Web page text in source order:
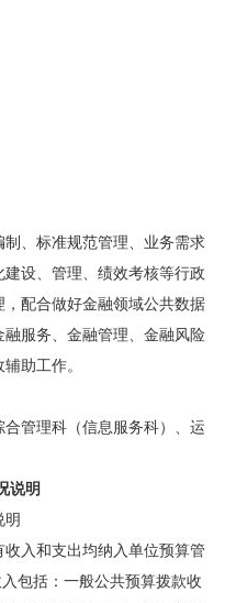
、标准规范管理、业务需求
设、管理、绩效考核等行政
配合做好金融领域公共数据
服务、金融管理、金融风险
助工作。
管理科（信息服务科）、运
说明
明
入和支出均纳入单位预算管
包括：一般公共预算拨款收